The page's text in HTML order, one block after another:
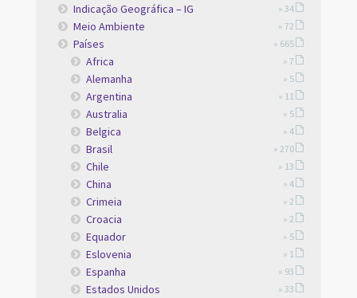
Indicação Geográfica – IG » 34
Meio Ambiente » 72
Países » 665
Africa » 7
Alemanha » 5
Argentina » 11
Australia » 5
Belgica » 4
Brasil » 270
Chile » 13
China » 4
Crimeia » 2
Croacia » 2
Equador » 5
Eslovenia » 1
Espanha » 93
Estados Unidos » 33